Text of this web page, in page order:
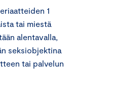
1
tai miestä
alentavalla,
seksiobjektina
tai palvelun